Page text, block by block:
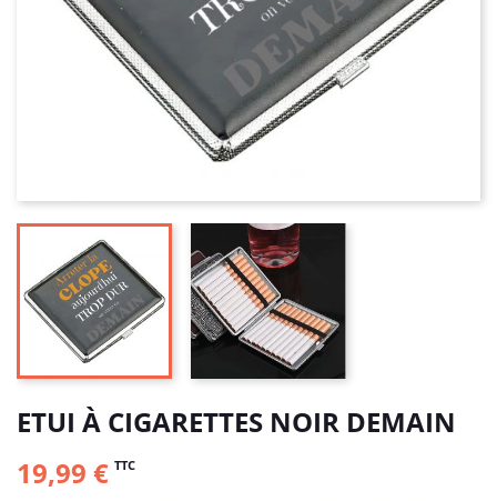
ETUI À CIGARETTES NOIR DEMAIN
19,99 € TTC